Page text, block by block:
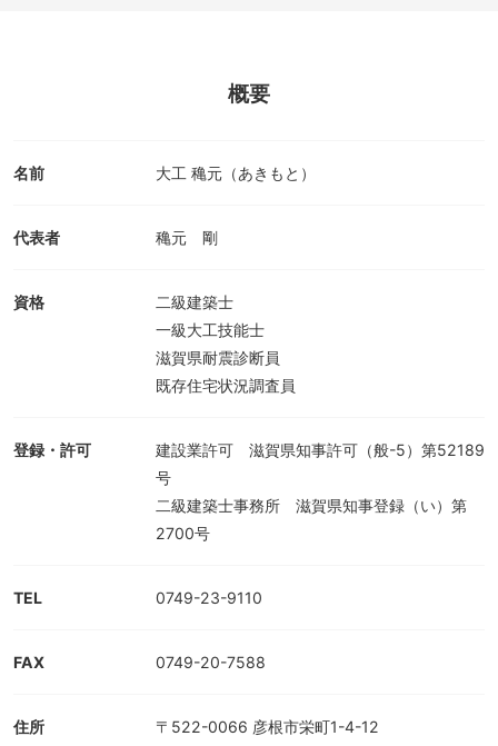
概要
名前 大工 穐元（あきもと）
代表者 穐元 剛
資格
二級建築士
一級大工技能士
滋賀県耐震診断員
既存住宅状況調査員
登録・許可
建設業許可 滋賀県知事許可（般-5）第52189
号
二級建築士事務所 滋賀県知事登録（い）第
2700号
TEL 0749-23-9110
FAX 0749-20-7588
住所 〒522-0066 彦根市栄町1-4-12